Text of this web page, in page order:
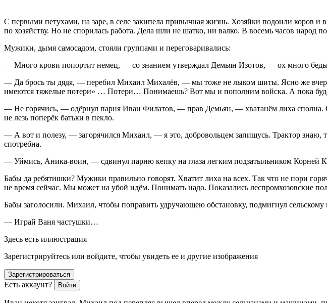
С первыми петухами, на заре, в селе закипела привычная жизнь. Хозяйки подоили коров
по хозяйству. Но не спорилась работа. Дела шли не шатко, ни валко. В восемь часов народ
Мужики, дымя самосадом, стояли группами и переговаривались:
— Много крови попортит немец, — со знанием утверждал Демьян Изотов, — ох много
— Да брось ты дядя, — перебил Михаил Михалёв, — мы тоже не лыком шиты. Ясно же
имеются тяжелые потери» … Потери… Понимаешь? Вот мы и пополним войска. А пока
— Не горячись, — одёрнул парня Иван Филатов, — прав Демьян, — хватанём лиха сполна.
не лезь поперёк батьки в пекло.
— А вот и полезу, — загорячился Михаил, — я это, добровольцем запишусь. Трактор знаю,
спотребна.
— Уймись, Аника-воин, — сдвинул парню кепку на глаза легким подзатыльником Корней
Бабы да ребятишки? Мужики правильно говорят. Хватит лиха на всех. Так что не пори
не время сейчас. Мы может на убой идём. Понимать надо. Показались леспромхозовские
Бабы заголосили. Михаил, чтобы поправить удручающею обстановку, подмигнул сельскому
— Играй Ваня частушки…
Здесь есть иллюстрация
Зарегистрируйтесь или войдите, чтобы увидеть ее и другие изображения
Зарегистрироваться
Есть аккаунт? Войти